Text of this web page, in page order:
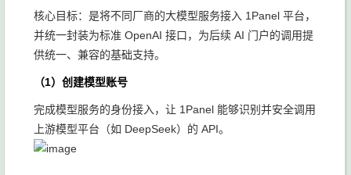
核心目标：是将不同厂商的大模型服务接入 1Panel 平台，
并统一封装为标准 OpenAI 接口，为后续 AI 门户的调用提
供统一、兼容的基础支持。
（1）创建模型账号
完成模型服务的身份接入，让 1Panel 能够识别并安全调用
上游模型平台（如 DeepSeek）的 API。